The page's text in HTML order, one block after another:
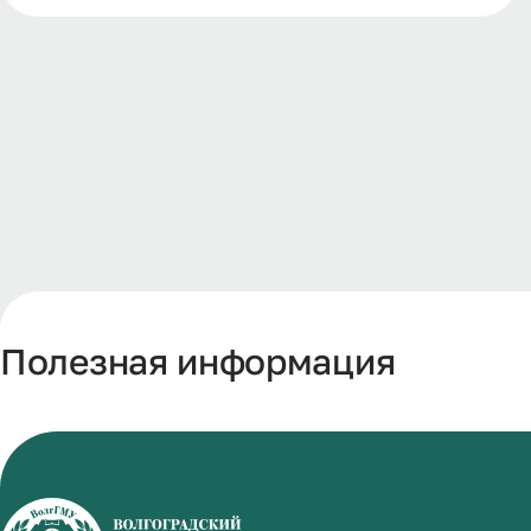
Полезная информация